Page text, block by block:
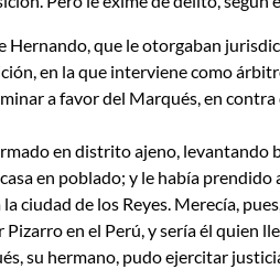
Hernando, que le otorgaban
en la que interviene como
a favor del Marqués, en contra
en distrito ajeno, levantando
en poblado; y le había prendido
ciudad de los Reyes. Merecía,
en el Perú, y sería él quien
su hermano, pudo ejercitar